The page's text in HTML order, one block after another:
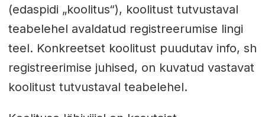
(edaspidi „koolitus“), koolitust tutvustaval
teabelehel avaldatud registreerumise lingi
teel. Konkreetset koolitust puudutav info, sh
registreerimise juhised, on kuvatud vastavat
koolitust tutvustaval teabelehel.